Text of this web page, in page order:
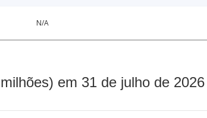
N/A
em 31 de julho de 2026